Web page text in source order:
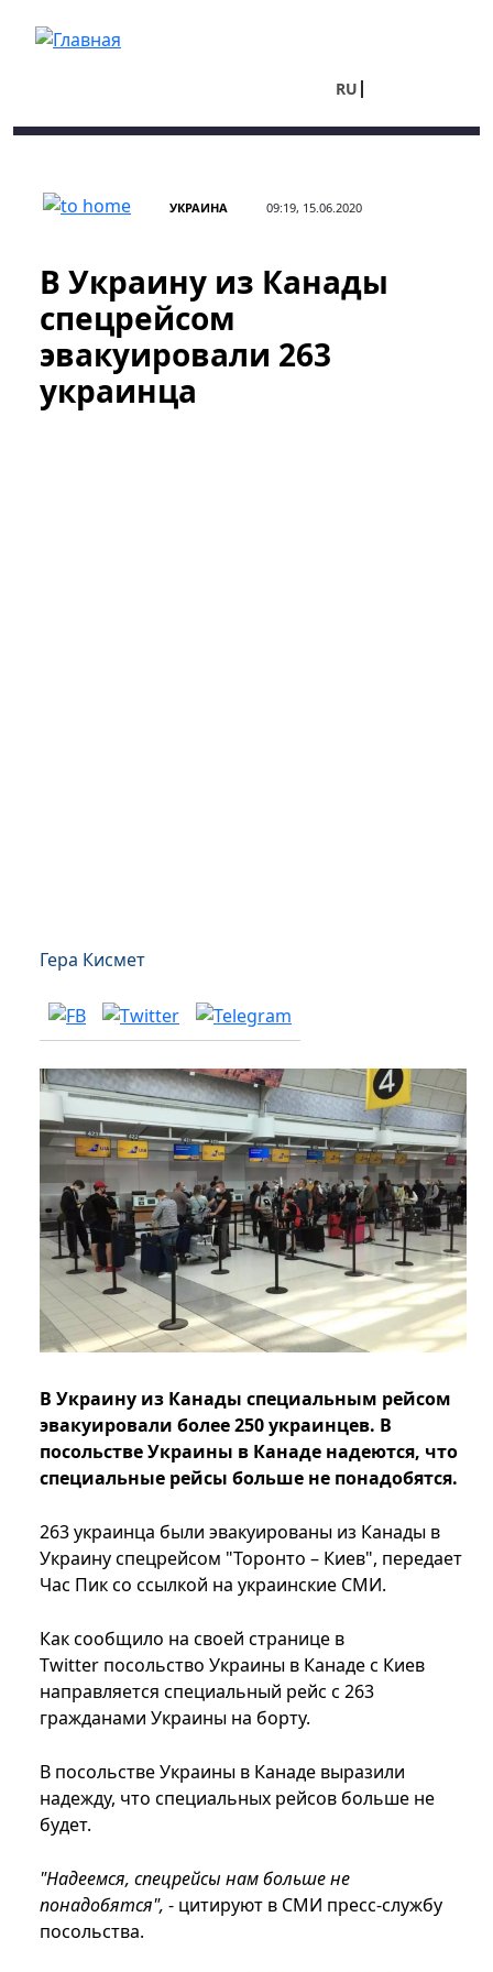
RU
УКРАИНА 09:19, 15.06.2020
В Украину из Канады
спецрейсом
эвакуировали 263
украинца
Гера Кисмет
В Украину из Канады специальным рейсом
эвакуировали более 250 украинцев. В
посольстве Украины в Канаде надеются, что
специальные рейсы больше не понадобятся.
263 украинца были эвакуированы из Канады в
Украину спецрейсом "Торонто – Киев", передает
Час Пик со ссылкой на украинские СМИ.
Как сообщило на своей странице в
Twitter посольство Украины в Канаде с Киев
направляется специальный рейс с 263
гражданами Украины на борту.
В посольстве Украины в Канаде выразили
надежду, что специальных рейсов больше не
будет.
"Надеемся, спецрейсы нам больше не
понадобятся", - цитируют в СМИ пресс-службу
посольства.